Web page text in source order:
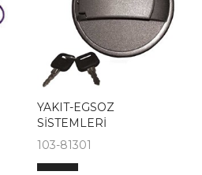
YAKIT-EGSOZ
SİSTEMLERİ
103-81301